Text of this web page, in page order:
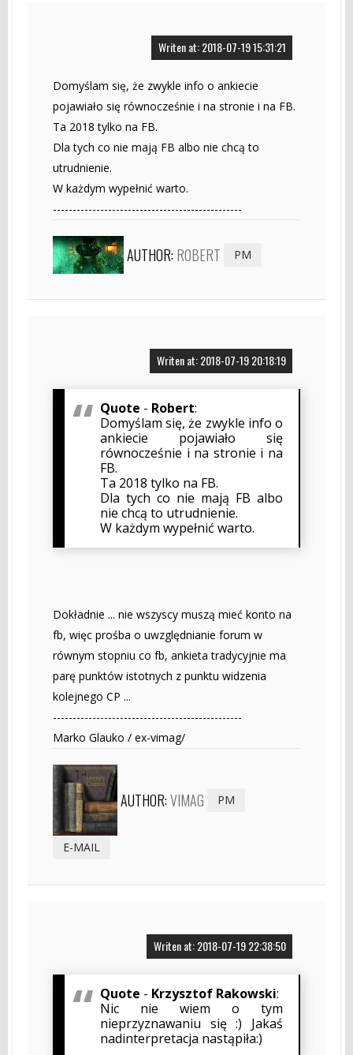
Writen at: 2018-07-19 15:31:21
Domyślam się, że zwykle info o ankiecie
pojawiało się równocześnie i na stronie i na FB.
Ta 2018 tylko na FB.
Dla tych co nie mają FB albo nie chcą to
utrudnienie.
W każdym wypełnić warto.
------------------------------------------------
AUTHOR: ROBERT PM
Writen at: 2018-07-19 20:18:19
Quote - Robert:
Domyślam się, że zwykle info o
ankiecie pojawiało się
równocześnie i na stronie i na
FB.
Ta 2018 tylko na FB.
Dla tych co nie mają FB albo
nie chcą to utrudnienie.
W każdym wypełnić warto.
Dokładnie ... nie wszyscy muszą mieć konto na
fb, więc prośba o uwzględnianie forum w
równym stopniu co fb, ankieta tradycyjnie ma
parę punktów istotnych z punktu widzenia
kolejnego CP ...
------------------------------------------------
Marko Glauko / ex-vimag/
AUTHOR:VIMAG PM
E-MAIL
Writen at: 2018-07-19 22:38:50
Quote - Krzysztof Rakowski:
Nic nie wiem o tym
nieprzyznawaniu się :) Jakaś
nadinterpretacja nastąpiła:)